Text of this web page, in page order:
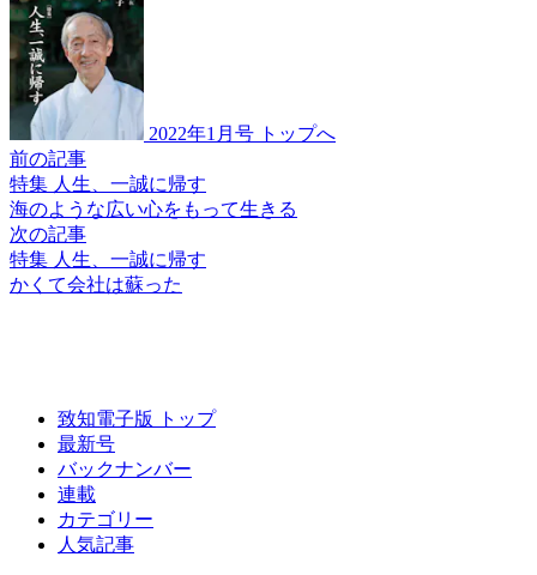
2022年1月号 トップへ
前の記事
特集 人生、一誠に帰す
海のような広い心を もって生きる
次の記事
特集 人生、一誠に帰す
かくて会社は蘇った
致知電子版 トップ
最新号
バックナンバー
連載
カテゴリー
人気記事